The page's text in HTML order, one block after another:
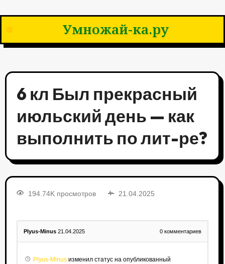
Умножай-ка.ру
6 кл Был прекрасный
июльский день — как
выполнить по лит-ре?
194.74K просмотров 21.04.2025
Plyus-Minus 21.04.2025 0 комментариев
Plyus-Minusизменил статус на опубликованный